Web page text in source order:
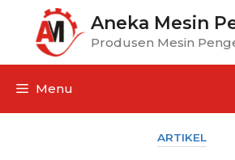
Aneka Mesin
Produsen Mesin
Menu
ARTIKEL